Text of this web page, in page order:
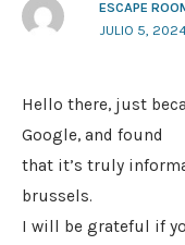
ESCAPE
JULIO 5,
Hello there, just
Google, and found
that it’s truly
brussels.
I will be grateful if